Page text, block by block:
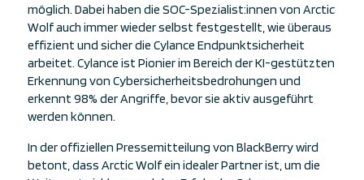
möglich. Dabei haben die SOC-Spezialist:innen von Arctic
Wolf auch immer wieder selbst festgestellt, wie überaus
effizient und sicher die Cylance Endpunktsicherheit
arbeitet. Cylance ist Pionier im Bereich der KI-gestützten
Erkennung von Cybersicherheitsbedrohungen und
erkennt 98% der Angriffe, bevor sie aktiv ausgeführt
werden können.
In der offiziellen Pressemitteilung von BlackBerry wird
betont, dass Arctic Wolf ein idealer Partner ist, um die